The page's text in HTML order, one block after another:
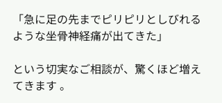
「急に足の先までピリピリとしびれる
ような坐骨神経痛が出てきた」
という切実なご相談が、驚くほど増え
てきます 。